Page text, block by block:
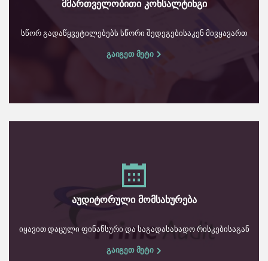
მმართველობითი კონსალტინგი
სწორ გადაწყვეტილებებს სწორი შედეგებისაკენ მივყავართ
გაიგეთ მეტი
აუდიტორული მომსახურება
იყავით დაცული ფინანსური და საგადასახადო რისკებისაგან
გაიგეთ მეტი